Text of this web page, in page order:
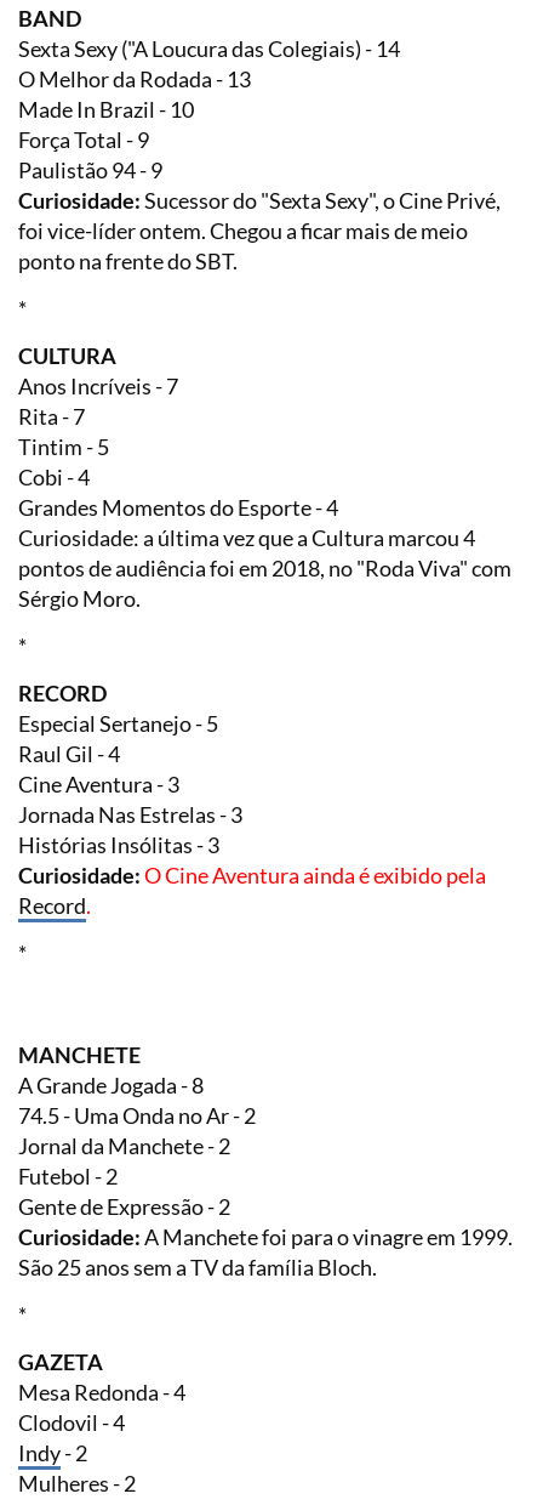
BAND
Sexta Sexy ("A Loucura das Colegiais) - 14
O Melhor da Rodada - 13
Made In Brazil - 10
Força Total - 9
Paulistão 94 - 9
Curiosidade:Sucessor do "Sexta Sexy", o Cine Privé,
foi vice-líder ontem. Chegou a ficar mais de meio
ponto na frente do SBT.
*
CULTURA
Anos Incríveis - 7
Rita - 7
Tintim - 5
Cobi - 4
Grandes Momentos do Esporte - 4
Curiosidade: a última vez que a Cultura marcou 4
pontos de audiência foi em 2018, no "Roda Viva" com
Sérgio Moro.
*
RECORD
Especial Sertanejo - 5
Raul Gil - 4
Cine Aventura - 3
Jornada Nas Estrelas - 3
Histórias Insólitas - 3
Curiosidade:O Cine Aventura ainda é exibido pela
Record.
*
MANCHETE
A Grande Jogada - 8
74.5 - Uma Onda no Ar - 2
Jornal da Manchete - 2
Futebol - 2
Gente de Expressão - 2
Curiosidade:A Manchete foi para o vinagre em 1999.
São 25 anos sem a TV da família Bloch.
*
GAZETA
Mesa Redonda - 4
Clodovil - 4
Indy- 2
Mulheres - 2